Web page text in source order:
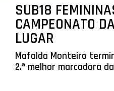
SUB18
CAMPEONATO
LUGAR
Mafalda Monteiro
2.ª melhor marcadora